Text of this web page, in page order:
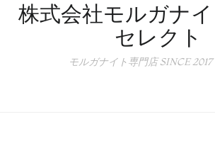
株式会社モルガナイ
セレクト
モルガナイト専門店 SINCE